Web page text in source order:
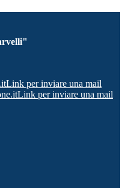
Link per inviare una mail
Link per inviare una mail